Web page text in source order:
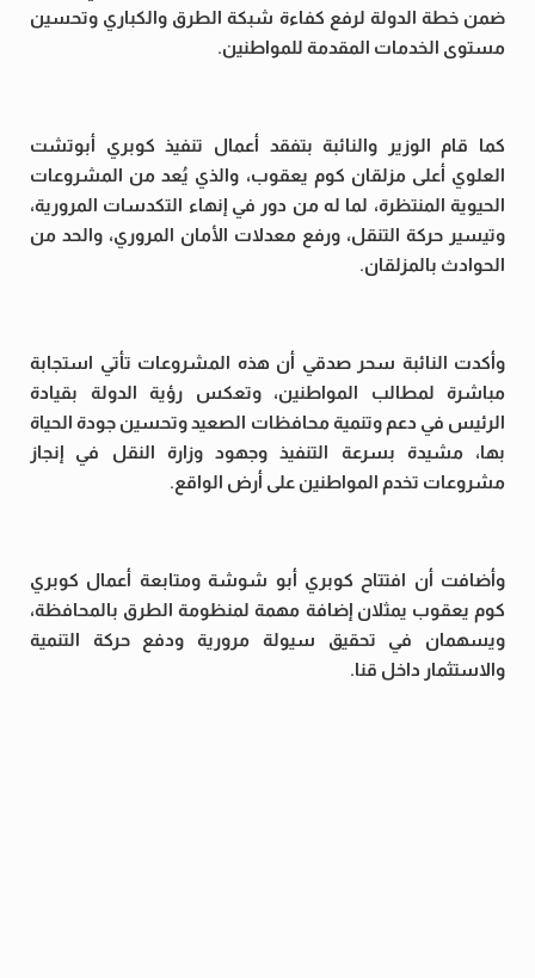
ضمن خطة الدولة لرفع كفاءة شبكة الطرق والكباري وتحسين
مستوى الخدمات المقدمة للمواطنين.
كما قام الوزير والنائبة بتفقد أعمال تنفيذ كوبري أبوتشت
العلوي أعلى مزلقان كوم يعقوب، والذي يُعد من المشروعات
الحيوية المنتظرة، لما له من دور في إنهاء التكدسات المرورية،
وتيسير حركة التنقل، ورفع معدلات الأمان المروري، والحد من
الحوادث بالمزلقان.
وأكدت النائبة سحر صدقي أن هذه المشروعات تأتي استجابة
مباشرة لمطالب المواطنين، وتعكس رؤية الدولة بقيادة
الرئيس في دعم وتنمية محافظات الصعيد وتحسين جودة الحياة
بها، مشيدة بسرعة التنفيذ وجهود وزارة النقل في إنجاز
مشروعات تخدم المواطنين على أرض الواقع.
وأضافت أن افتتاح كوبري أبو شوشة ومتابعة أعمال كوبري
كوم يعقوب يمثلان إضافة مهمة لمنظومة الطرق بالمحافظة،
ويسهمان في تحقيق سيولة مرورية ودفع حركة التنمية
والاستثمار داخل قنا.